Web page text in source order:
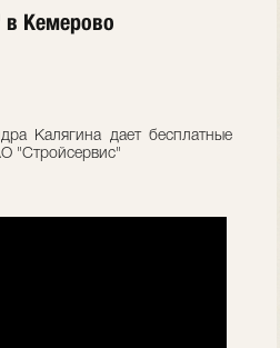
в Кемерово
Калягина дает бесплатные
"Стройсервис"